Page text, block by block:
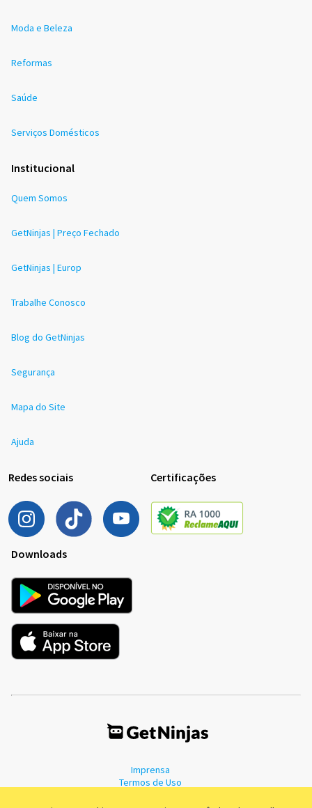
Moda e Beleza
Reformas
Saúde
Serviços Domésticos
Institucional
Quem Somos
GetNinjas | Preço Fechado
GetNinjas | Europ
Trabalhe Conosco
Blog do GetNinjas
Segurança
Mapa do Site
Ajuda
Redes sociais Certificações
Downloads
Imprensa
Termos de Uso